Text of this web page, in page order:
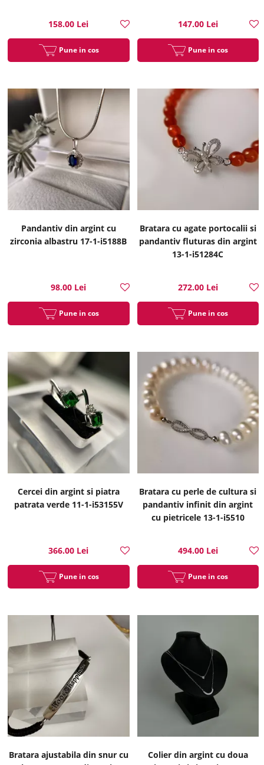
158.00 Lei
Pune in cos
147.00 Lei
Pune in cos
Pandantiv din argint cu
zirconia albastru 17-1-i5188B
98.00 Lei
Pune in cos
Bratara cu agate portocalii si
pandantiv fluturas din argint
13-1-i51284C
272.00 Lei
Pune in cos
Cercei din argint si piatra
patrata verde 11-1-i53155V
366.00 Lei
Pune in cos
Bratara cu perle de cultura si
pandantiv infinit din argint
cu pietricele 13-1-i5510
494.00 Lei
Pune in cos
Bratara ajustabila din snur cu
Colier din argint cu doua